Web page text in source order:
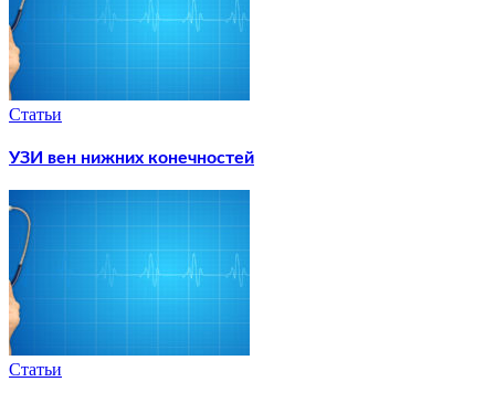
Статьи
УЗИ вен нижних конечностей
Статьи